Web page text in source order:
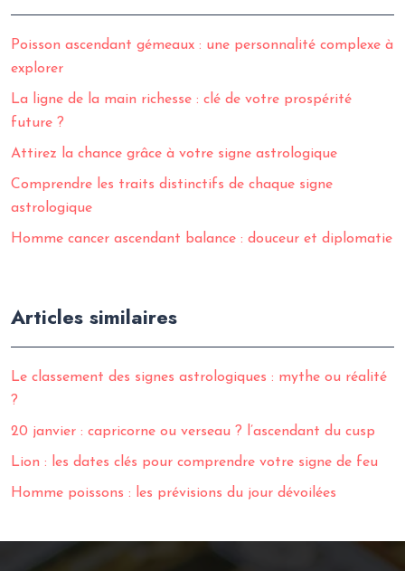
Poisson ascendant gémeaux : une personnalité complexe à
explorer
La ligne de la main richesse : clé de votre prospérité
future ?
Attirez la chance grâce à votre signe astrologique
Comprendre les traits distinctifs de chaque signe
astrologique
Homme cancer ascendant balance : douceur et diplomatie
Articles similaires
Le classement des signes astrologiques : mythe ou réalité
?
20 janvier : capricorne ou verseau ? l’ascendant du cusp
Lion : les dates clés pour comprendre votre signe de feu
Homme poissons : les prévisions du jour dévoilées